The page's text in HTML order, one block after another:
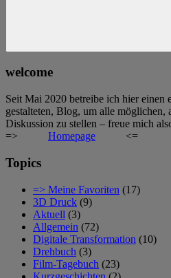
Suchen
welcome
Seit Mai 2020 betreibe ich hier einen
gestalteten, Blog, um alle möglichen,
Diskussion zu stellen – freue mich
=> Homepage <=
Topics
=> Meine Favoriten (17)
3D Druck (9)
Aktuell (3)
Allgemein (72)
Digitale Transformation (10)
Drehbuch (3)
Film-Tagebuch (23)